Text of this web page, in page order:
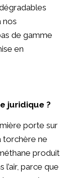
nos
de gamme
en
juridique ?
porte sur
torchère ne
produit
parce que